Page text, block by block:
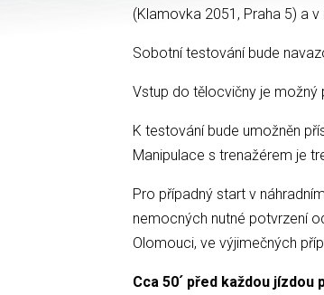
(Klamovka 2051, Praha 5) a
Sobotní testování bude
Vstup do tělocvičny je
K testování bude umožněn
Manipulace s trenažérem je
Pro případný start v
nemocných nutné potvrzení
Olomouci, ve výjimečných
Cca 50´ před každou